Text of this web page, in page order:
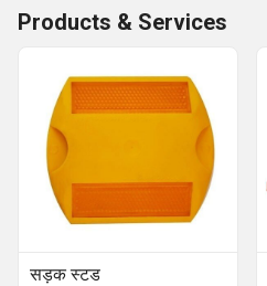
Products & Services
सड़क स्टड